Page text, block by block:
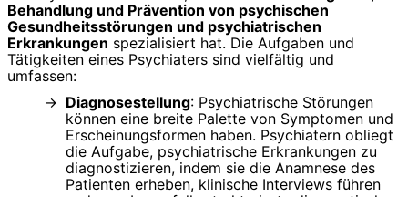
Behandlung und Prävention von psychischen
Gesundheitsstörungen und psychiatrischen
Erkrankungen spezialisiert hat. Die Aufgaben und
Tätigkeiten eines Psychiaters sind vielfältig und
umfassen:
Diagnosestellung: Psychiatrische Störungen
können eine breite Palette von Symptomen und
Erscheinungsformen haben. Psychiatern obliegt
die Aufgabe, psychiatrische Erkrankungen zu
diagnostizieren, indem sie die Anamnese des
Patienten erheben, klinische Interviews führen